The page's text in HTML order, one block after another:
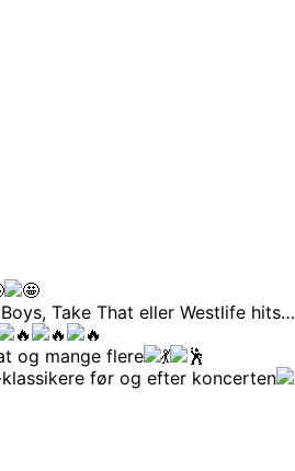
Take That eller Westlife hits…
og mange flere
før og efter koncerten